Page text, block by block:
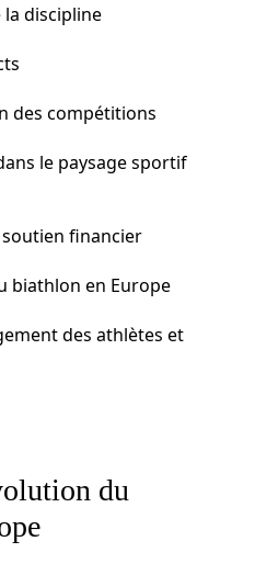
la discipline
des compétitions
le paysage sportif
financier
biathlon en Europe
des athlètes et
du